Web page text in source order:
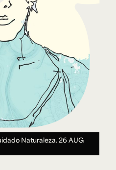
Naturaleza.26 AUG